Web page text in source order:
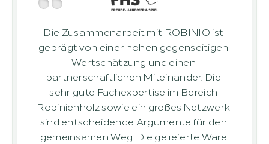
Die Zusammenarbeit mit ROBINIO ist
geprägt von einer hohen gegenseitigen
Wertschätzung und einen
partnerschaftlichen Miteinander. Die
sehr gute Fachexpertise im Bereich
Robinienholz sowie ein großes Netzwerk
sind entscheidende Argumente für den
gemeinsamen Weg. Die gelieferte Ware